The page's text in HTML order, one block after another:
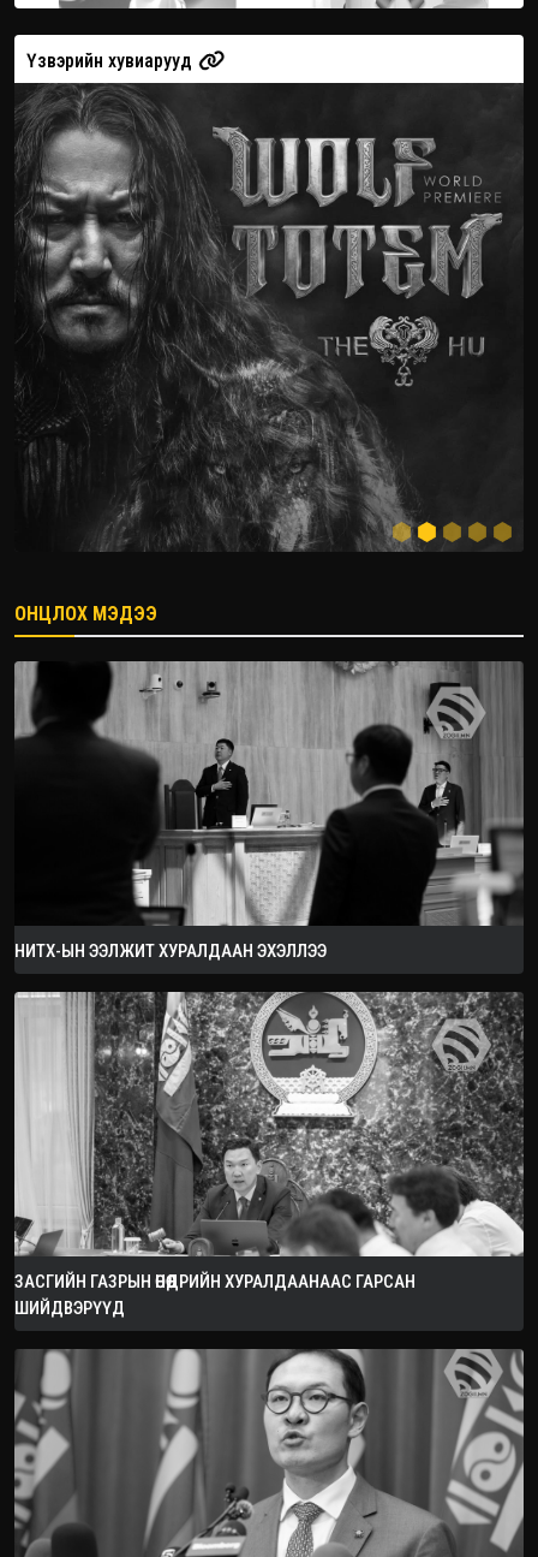
Үзвэрийн хувиарууд
2026.08.08
ОНЦЛОХ МЭДЭЭ
НИТХ-ЫН ЭЭЛЖИТ ХУРАЛДААН ЭХЭЛЛЭЭ
ЗАСГИЙН ГАЗРЫН ӨНӨӨДРИЙН ХУРАЛДААНААС ГАРСАН
ШИЙДВЭРҮҮД